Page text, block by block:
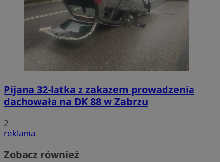
Pijana 32-latka z zakazem prowadzenia
dachowała na DK 88 w Zabrzu
2
reklama
Zobacz również